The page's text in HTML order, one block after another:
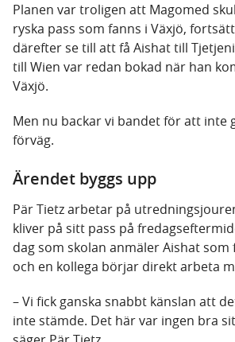
Planen var troligen att Magomed
ryska pass som fanns i Växjö,
därefter se till att få Aishat till
till Wien var redan bokad när han
Växjö.
Men nu backar vi bandet för att inte
förväg.
Ärendet byggs upp
Pär Tietz arbetar på
kliver på sitt pass på
dag som skolan anmäler Aishat som
och en kollega börjar direkt arbeta
– Vi fick ganska snabbt känslan att
inte stämde. Det här var ingen bra